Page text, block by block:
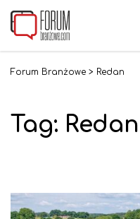
Forum Branżowe > Redan
Tag: Redan